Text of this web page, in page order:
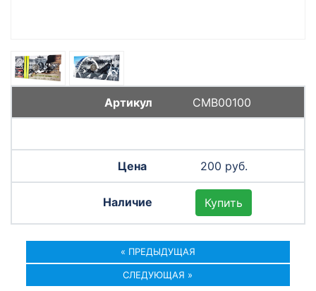
СМВ00100
200 руб.
Купить
« ПРЕДЫДУЩАЯ
СЛЕДУЮЩАЯ »